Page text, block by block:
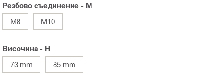
Резбово съединение - M
M8
M10
Височина - H
73 mm
85 mm